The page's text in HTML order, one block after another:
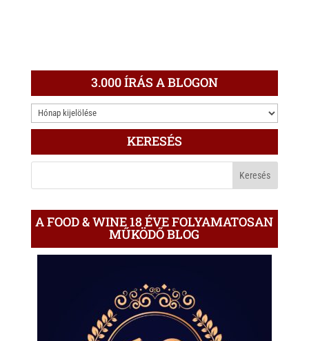
3.000 ÍRÁS A BLOGON
3.000
ÍRÁS
KERESÉS
A FOOD & WINE 18 ÉVE FOLYAMATOSAN
MŰKÖDŐ BLOG